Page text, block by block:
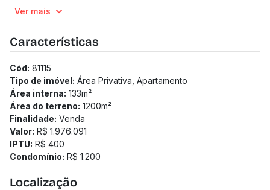
Área de serviço e DCE.
3 ou 4 vagas de garagem.
Entrega prevista para julho 2024.
Solicitamos a confirmação com nossa equipe).
Ver mais
Características
Cód: 81115
Tipo de imóvel: Área Privativa, Apartamento
Área interna: 133m²
Área do terreno: 1200m²
Finalidade: Venda
Valor: R$ 1.976.091
IPTU: R$ 400
Condomínio: R$ 1.200
Localização